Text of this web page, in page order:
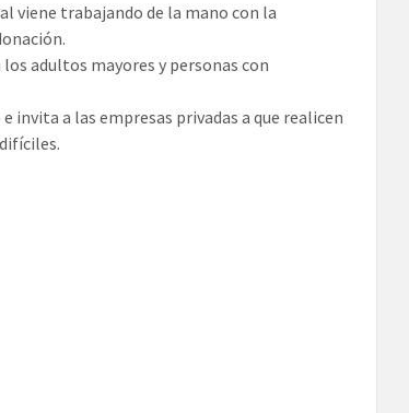
viene trabajando de la mano con la
adultos mayores y personas con
invita a las empresas privadas a que realicen